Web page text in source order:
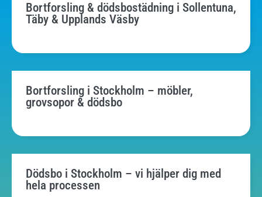
Bortforsling & dödsbostädning i Sollentuna,
Täby & Upplands Väsby
Bortforsling i Stockholm – möbler,
grovsopor & dödsbo
Dödsbo i Stockholm – vi hjälper dig med
hela processen